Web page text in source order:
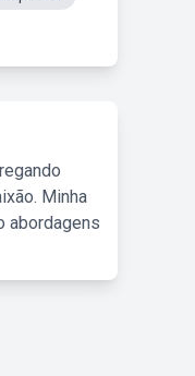
Minha
abordagens